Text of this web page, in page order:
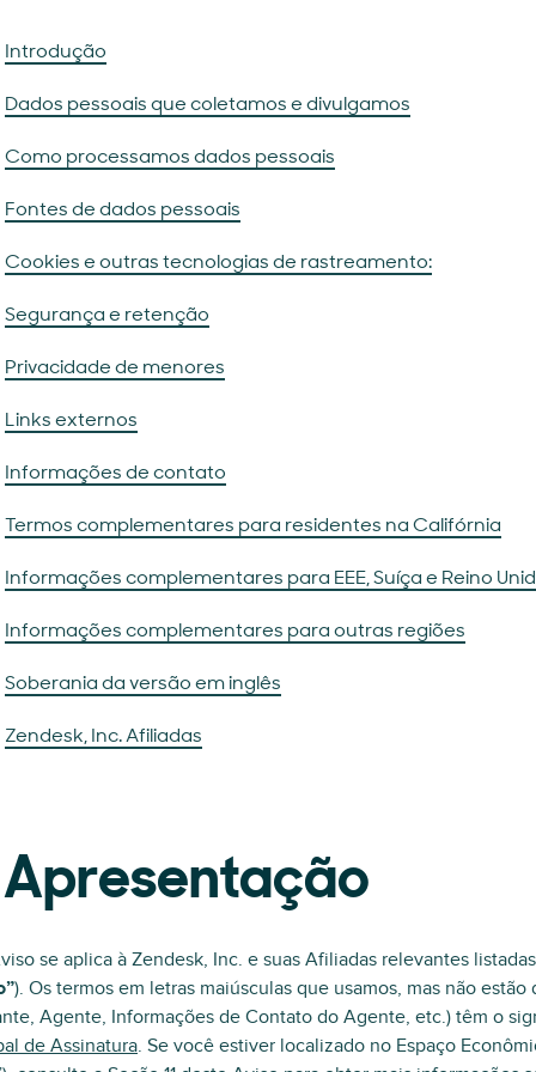
Introdução
Dados pessoais que coletamos e divulgamos
Como processamos dados pessoais
Fontes de dados pessoais
Cookies e outras tecnologias de rastreamento:
Segurança e retenção
Privacidade de menores
Links externos
Informações de contato
Termos complementares para residentes na Califórnia
Informações complementares para EEE, Suíça e Reino
Informações complementares para outras regiões
Soberania da versão em inglês
Zendesk, Inc. Afiliadas
se aplica à Zendesk, Inc. e suas Afiliadas relevantes
). Os termos em letras maiúsculas que usamos, mas não
Agente, Informações de Contato do Agente, etc.) têm o
de Assinatura. Se você estiver localizado no Espaço